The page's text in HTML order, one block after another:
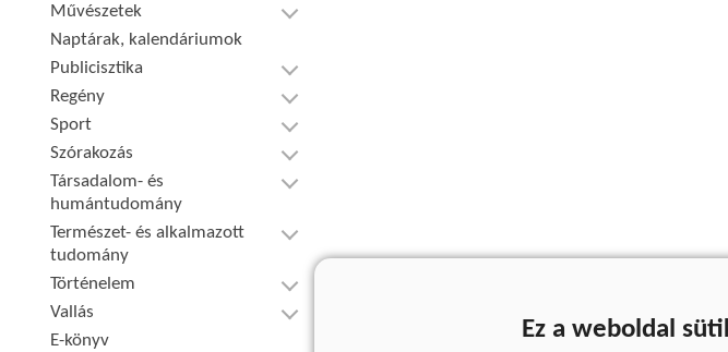
Művészetek
Naptárak, kalendáriumok
Publicisztika
Regény
Sport
Szórakozás
Társadalom- és
humántudomány
Természet- és alkalmazott
tudomány
Történelem
Vallás
E-könyv
Ez a weboldal